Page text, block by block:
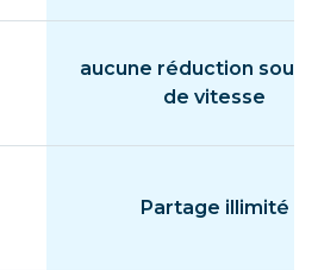
aucune réduction
de vitesse
Partage illimité